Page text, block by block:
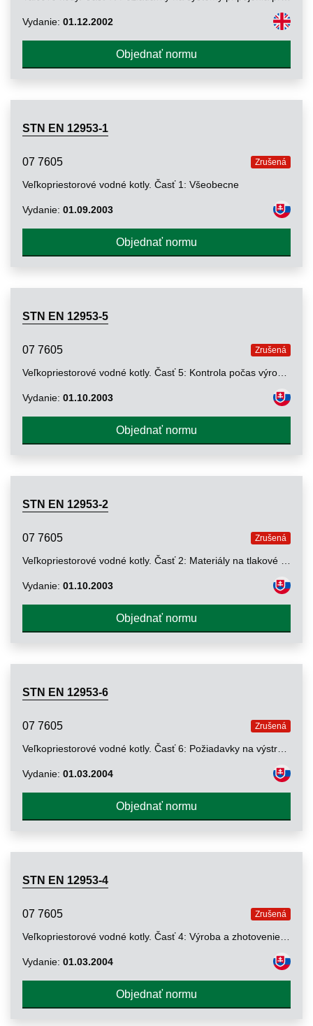
Vydanie: 01.12.2002
Objednať normu
STN EN 12953-1
07 7605 Zrušená
Veľkopriestorové vodné kotly. Časť 1: Všeobecne
Vydanie: 01.09.2003
Objednať normu
STN EN 12953-5
07 7605 Zrušená
Vydanie: 01.10.2003
Objednať normu
STN EN 12953-2
07 7605 Zrušená
Vydanie: 01.10.2003
Objednať normu
STN EN 12953-6
07 7605 Zrušená
Vydanie: 01.03.2004
Objednať normu
STN EN 12953-4
07 7605 Zrušená
Vydanie: 01.03.2004
Objednať normu